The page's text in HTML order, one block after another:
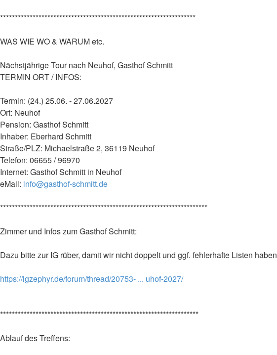
******************************************************************
WAS WIE WO & WARUM etc.
Nächstjährige Tour nach Neuhof, Gasthof Schmitt
TERMIN ORT / INFOS:
Termin: (24.) 25.06. - 27.06.2027
Ort: Neuhof
Pension: Gasthof Schmitt
Inhaber: Eberhard Schmitt
Straße/PLZ: Michaelstraße 2, 36119 Neuhof
Telefon: 06655 / 96970
Internet: Gasthof Schmitt in Neuhof
eMail: info@gasthof-schmitt.de
**********************************************************************
Zimmer und Infos zum Gasthof Schmitt:
Dazu bitte zur IG rüber, damit wir nicht doppelt und ggf. fehlerhafte Listen haben
https://igzephyr.de/forum/thread/20753- ... uhof-2027/
*******************************************************************
Ablauf des Treffens: